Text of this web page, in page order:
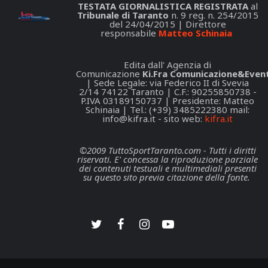
TESTATA GIORNALISTICA REGISTRATAal
Tribunale di Taranto n. 9 reg. n. 254/2015
del 24/04/2015 | Direttore
responsabile Matteo Schinaia
Edita dall' Agenzia di
Comunicazione Ki.Fra
| Sede Legale: via Federico II di Svevia
2/14 74122 Taranto | C.F.: 90255850738 -
P.IVA 03189150737 | Presidente: Matteo
Schinaia | Tel.: (+39) 3485222380 mail:
info@kifra.it - sito web: kifra.it
©2009 TuttoSportTaranto.com - Tutti i diritti
riservati. E' concessa la riproduzione parziale
dei contenuti testuali e multimediali presenti
su questo sito previa citazione della fonte.